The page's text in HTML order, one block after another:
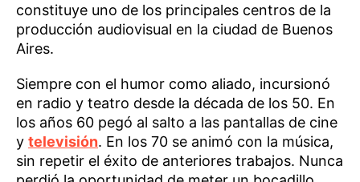
constituye uno de los principales centros de la
producción audiovisual en la ciudad de Buenos
Aires.
Siempre con el humor como aliado, incursionó
en radio y teatro desde la década de los 50. En
los años 60 pegó al salto a las pantallas de cine
y televisión. En los 70 se animó con la música,
sin repetir el éxito de anteriores trabajos. Nunca